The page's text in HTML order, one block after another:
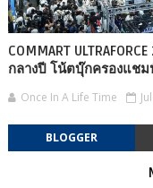
COMMART
กลางปี โน้ตบุ๊กครองแช
Once In A Life Time
BLOGGER